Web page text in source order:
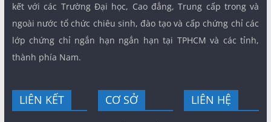
kết với các Trường Đại học, Cao đẳng, Trung cấp trong và
ngoài nước tổ chức chiêu sinh, đào tạo và cấp chứng chỉ các
lớp chứng chỉ ngắn hạn ngắn hạn tại TPHCM và các tỉnh,
thành phía Nam.
LIÊN KẾT CƠ SỞ LIÊN HỆ